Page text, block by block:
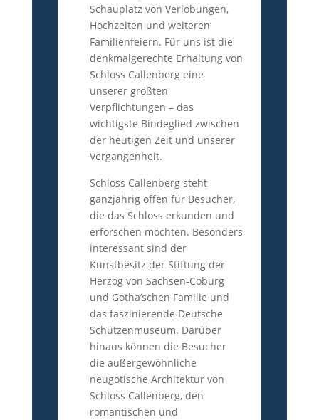
Schauplatz von Verlobungen,
Hochzeiten und weiteren
Familienfeiern. Für uns ist die
denkmalgerechte Erhaltung von
Schloss Callenberg eine
unserer größten
Verpflichtungen – das
wichtigste Bindeglied zwischen
der heutigen Zeit und unserer
Vergangenheit.
Schloss Callenberg steht
ganzjährig offen für Besucher,
die das Schloss erkunden und
erforschen möchten. Besonders
interessant sind der
Kunstbesitz der Stiftung der
Herzog von Sachsen-Coburg
und Gotha’schen Familie und
das faszinierende Deutsche
Schützenmuseum. Darüber
hinaus können die Besucher
die außergewöhnliche
neugotische Architektur von
Schloss Callenberg, den
romantischen und